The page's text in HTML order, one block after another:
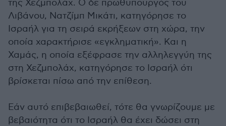
της Χεζμπολάχ. Ο δε πρωθυπουργός του
Λιβάνου, Νατζίμπ Μικάτι, κατηγόρησε το
Ισραήλ για τη σειρά εκρήξεων στη χώρα, την
οποία χαρακτήρισε «εγκληματική». Και η
Χαμάς, η οποία εξέφρασε την αλληλεγγύη της
στη Χεζμπολάχ, κατηγόρησε το Ισραήλ ότι
βρίσκεται πίσω από την επίθεση.
Εάν αυτό επιβεβαιωθεί, τότε θα γνωρίζουμε με
βεβαιότητα ότι το Ισραήλ θα έχει δώσει στη